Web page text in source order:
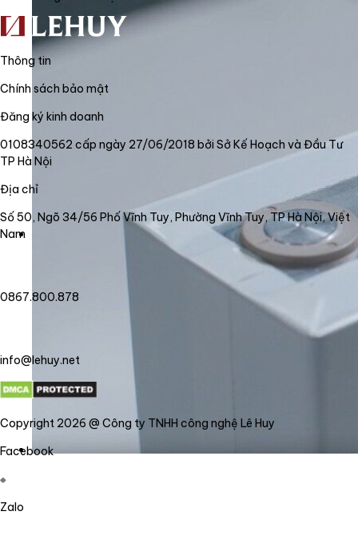
Thông tin
Chính sách bảo mật
Đăng ký kinh doanh
0108340562 cấp ngày 27/06/2018 bởi Sở Kế Hoạch và Đầu Tư
TP Hà Nội
Địa chỉ
Số 50, Ngõ 34/56 Phố Vĩnh Tuy, Phường Vĩnh Tuy, TP Hà Nội, Việt
Nam
0867.800.878
info@lehuy.net
Copyright 2026 @ Công ty TNHH công nghệ Lê Huy
Facebook
Zalo